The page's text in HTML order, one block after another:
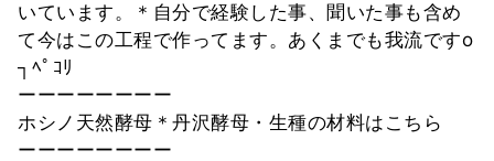
いています。＊自分で経験した事、聞いた事も含め
て今はこの工程で作ってます。あくまでも我流ですo
┐ﾍﾟｺﾘ
ーーーーーーーー
ホシノ天然酵母＊丹沢酵母・生種の材料はこちら
ーーーーーーーー